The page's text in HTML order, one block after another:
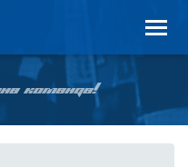
КОМАНДА!